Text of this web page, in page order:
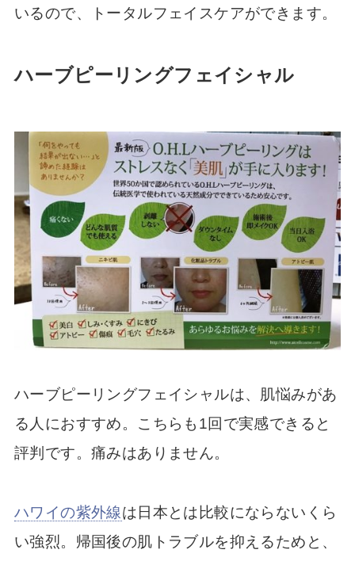
いるので、トータルフェイスケアができます。
ハーブピーリングフェイシャル
ハーブピーリングフェイシャルは、肌悩みがあ
る人におすすめ。こちらも1回で実感できると
評判です。痛みはありません。
ハワイの紫外線は日本とは比較にならないくら
い強烈。帰国後の肌トラブルを抑えるためと、